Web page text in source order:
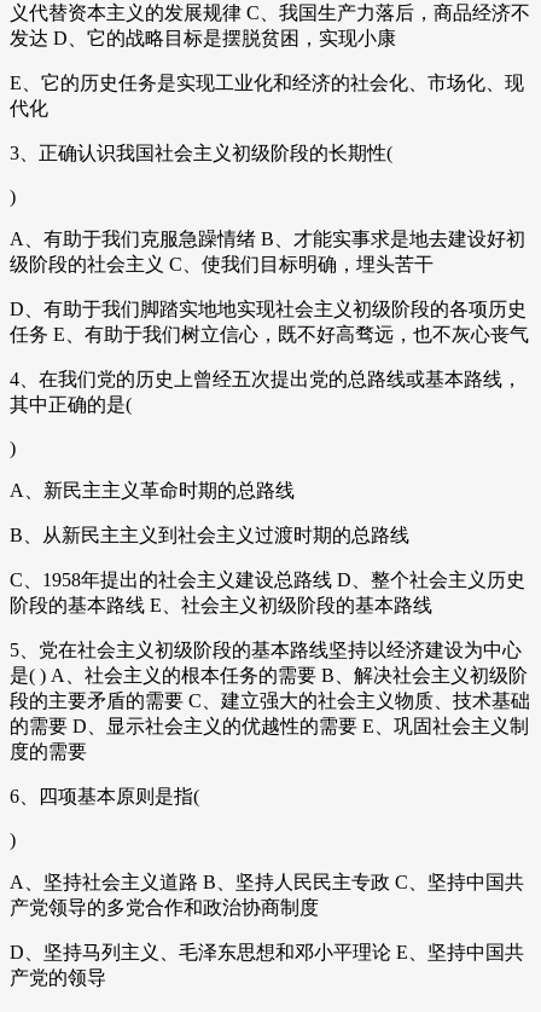
义代替资本主义的发展规律 C、我国生产力落后，商品经济不
发达 D、它的战略目标是摆脱贫困，实现小康
E、它的历史任务是实现工业化和经济的社会化、市场化、现
代化
3、正确认识我国社会主义初级阶段的长期性(
)
A、有助于我们克服急躁情绪 B、才能实事求是地去建设好初
级阶段的社会主义 C、使我们目标明确，埋头苦干
D、有助于我们脚踏实地地实现社会主义初级阶段的各项历史
任务 E、有助于我们树立信心，既不好高骛远，也不灰心丧气
4、在我们党的历史上曾经五次提出党的总路线或基本路线，
其中正确的是(
)
A、新民主主义革命时期的总路线
B、从新民主主义到社会主义过渡时期的总路线
C、1958年提出的社会主义建设总路线 D、整个社会主义历史
阶段的基本路线 E、社会主义初级阶段的基本路线
5、党在社会主义初级阶段的基本路线坚持以经济建设为中心
是( ) A、社会主义的根本任务的需要 B、解决社会主义初级阶
段的主要矛盾的需要 C、建立强大的社会主义物质、技术基础
的需要 D、显示社会主义的优越性的需要 E、巩固社会主义制
度的需要
6、四项基本原则是指(
)
A、坚持社会主义道路 B、坚持人民民主专政 C、坚持中国共
产党领导的多党合作和政治协商制度
D、坚持马列主义、毛泽东思想和邓小平理论 E、坚持中国共
产党的领导